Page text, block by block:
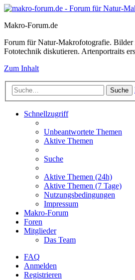
Makro-Forum.de
Forum für Natur-Makrofotografie. Bilder
Fototechnik diskutieren. Artenportraits
Zum Inhalt
Suche
Schnellzugriff
Unbeantwortete Themen
Aktive Themen
Suche
Aktive Themen (24h)
Aktive Themen (7 Tage)
Nutzungsbedingungen
Impressum
Makro-Forum
Foren
Mitglieder
Das Team
FAQ
Anmelden
Registrieren